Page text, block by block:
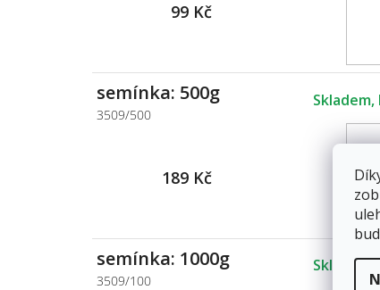
99 Kč
semínka: 500g
3509/500
189 Kč
Skladem
semínka: 1000g
3509/100
Skladem